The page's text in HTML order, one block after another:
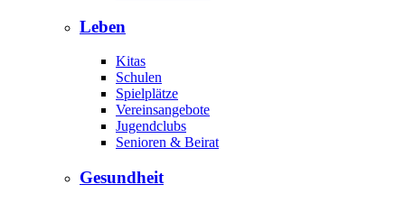
Leben
Kitas
Schulen
Spielplätze
Vereinsangebote
Jugendclubs
Senioren & Beirat
Gesundheit